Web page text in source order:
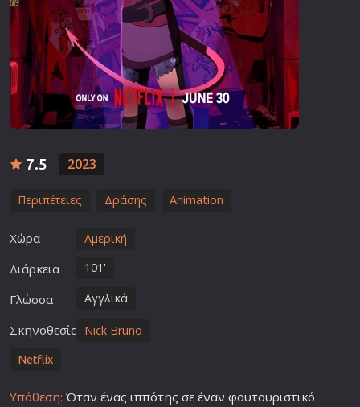
7.5 2023
Περιπέτειες Δράσης Animation
Χώρα Αμερική
Διάρκεια 101'
Γλώσσα Αγγλικά
Σκηνοθεσία Nick Bruno
Netflix
Υπόθεση: Όταν ένας ιππότης σε έναν φουτουριστικό